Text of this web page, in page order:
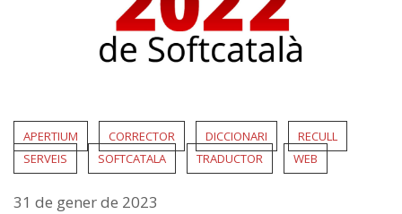
APERTIUM CORRECTOR DICCIONARI
RECULL
SERVEIS
SOFTCATALA TRADUCTOR WEB
31 de gener de 2023